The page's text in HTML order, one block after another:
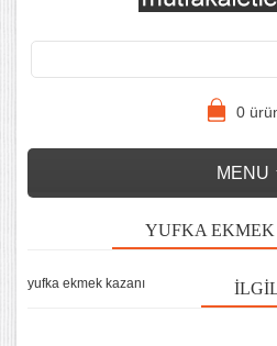
0
MENU
YUFKA
yufka ekmek kazanı